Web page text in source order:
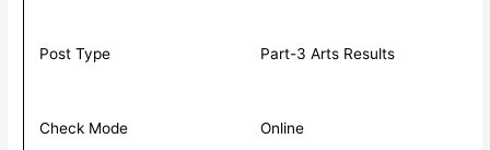
Post Type Part-3 Arts Results
Check Mode Online